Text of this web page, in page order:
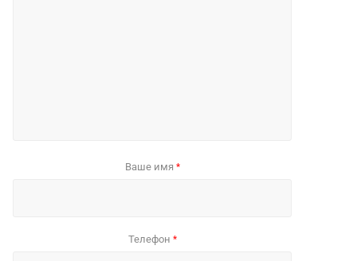
Ваше имя *
Телефон *